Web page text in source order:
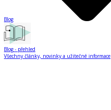
Blog
Blog - přehled
Všechny články, novinky a užitečné informace